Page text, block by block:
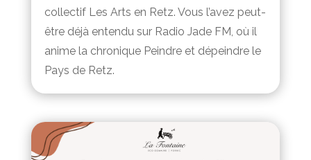
collectif Les Arts en Retz. Vous l’avez peut-
être déjà entendu sur Radio Jade FM, où il
anime la chronique Peindre et dépeindre le
Pays de Retz.